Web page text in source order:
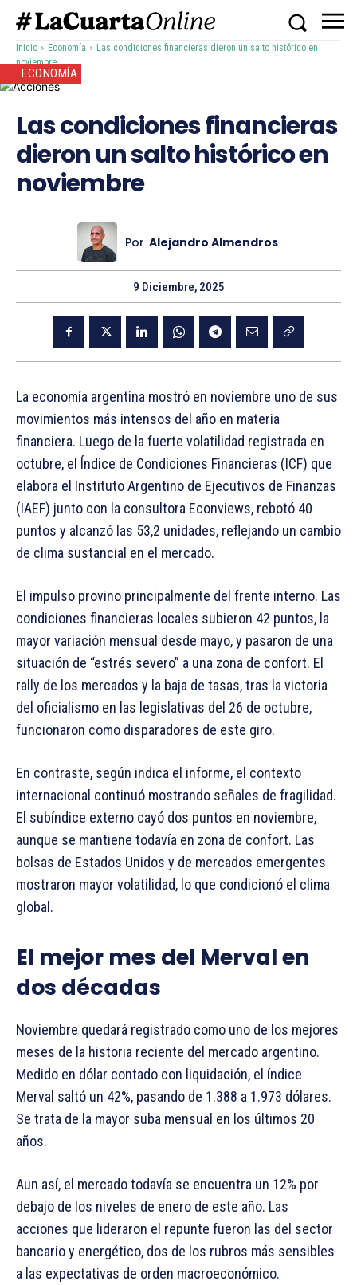
Inicio Economía
Las condiciones financieras dieron un salto histórico en
noviembre
ECONOMÍA
Las condiciones financieras
dieron un salto histórico en
noviembre
Por Alejandro Almendros
9 Diciembre, 2025
La economía argentina mostró en noviembre uno de sus
movimientos más intensos del año en materia
financiera. Luego de la fuerte volatilidad registrada en
octubre, el Índice de Condiciones Financieras (ICF) que
elabora el Instituto Argentino de Ejecutivos de Finanzas
(IAEF) junto con la consultora Econviews, rebotó 40
puntos y alcanzó las 53,2 unidades, reflejando un cambio
de clima sustancial en el mercado.
El impulso provino principalmente del frente interno. Las
condiciones financieras locales subieron 42 puntos, la
mayor variación mensual desde mayo, y pasaron de una
situación de “estrés severo” a una zona de confort. El
rally de los mercados y la baja de tasas, tras la victoria
del oficialismo en las legislativas del 26 de octubre,
funcionaron como disparadores de este giro.
En contraste, según indica el informe, el contexto
internacional continuó mostrando señales de fragilidad.
El subíndice externo cayó dos puntos en noviembre,
aunque se mantiene todavía en zona de confort. Las
bolsas de Estados Unidos y de mercados emergentes
mostraron mayor volatilidad, lo que condicionó el clima
global.
El mejor mes del Merval en
dos décadas
Noviembre quedará registrado como uno de los mejores
meses de la historia reciente del mercado argentino.
Medido en dólar contado con liquidación, el índice
Merval saltó un 42%, pasando de 1.388 a 1.973 dólares.
Se trata de la mayor suba mensual en los últimos 20
años.
Aun así, el mercado todavía se encuentra un 12% por
debajo de los niveles de enero de este año. Las
acciones que lideraron el repunte fueron las del sector
bancario y energético, dos de los rubros más sensibles
a las expectativas de orden macroeconómico.